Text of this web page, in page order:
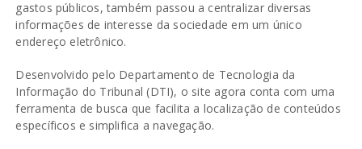
gastos públicos, também passou a centralizar diversas
informações de interesse da sociedade em um único
endereço eletrônico.
Desenvolvido pelo Departamento de Tecnologia da
Informação do Tribunal (DTI), o site agora conta com uma
ferramenta de busca que facilita a localização de conteúdos
específicos e simplifica a navegação.